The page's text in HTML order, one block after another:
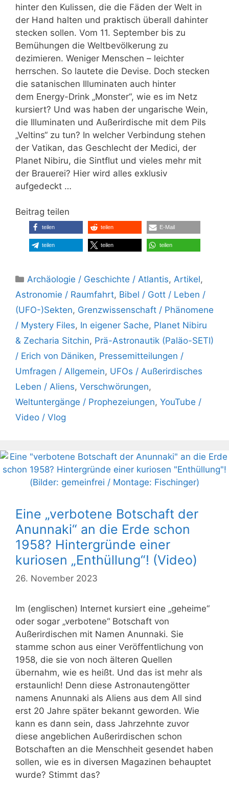
hinter den Kulissen, die die Fäden der Welt in
der Hand halten und praktisch überall dahinter
stecken sollen. Vom 11. September bis zu
Bemühungen die Weltbevölkerung zu
dezimieren. Weniger Menschen – leichter
herrschen. So lautete die Devise. Doch stecken
die satanischen Illuminaten auch hinter
dem Energy-Drink „Monster“, wie es im Netz
kursiert? Und was haben der ungarische Wein,
die Illuminaten und Außerirdische mit dem Pils
„Veltins“ zu tun? In welcher Verbindung stehen
der Vatikan, das Geschlecht der Medici, der
Planet Nibiru, die Sintflut und vieles mehr mit
der Brauerei? Hier wird alles exklusiv
aufgedeckt …
Beitrag teilen
teilen teilen E-Mail
teilen teilen teilen
Kategorien
Archäologie / Geschichte / Atlantis,Artikel,
Astronomie / Raumfahrt, Bibel / Gott / Leben /
(UFO-)Sekten, Grenzwissenschaft / Phänomene
/ Mystery Files, In eigener Sache, Planet Nibiru
& Zecharia Sitchin, Prä-Astronautik (Paläo-SETI)
/ Erich von Däniken, Pressemitteilungen /
Umfragen / Allgemein, UFOs / Außerirdisches
Leben / Aliens, Verschwörungen,
Weltuntergänge / Prophezeiungen, YouTube /
Video / Vlog
Eine „verbotene Botschaft der
Anunnaki“ an die Erde schon
1958? Hintergründe einer
kuriosen „Enthüllung“! (Video)
26. November 2023
Im (englischen) Internet kursiert eine „geheime“
oder sogar „verbotene“ Botschaft von
Außerirdischen mit Namen Anunnaki. Sie
stamme schon aus einer Veröffentlichung von
1958, die sie von noch älteren Quellen
übernahm, wie es heißt. Und das ist mehr als
erstaunlich! Denn diese Astronautengötter
namens Anunnaki als Aliens aus dem All sind
erst 20 Jahre später bekannt geworden. Wie
kann es dann sein, dass Jahrzehnte zuvor
diese angeblichen Außerirdischen schon
Botschaften an die Menschheit gesendet haben
sollen, wie es in diversen Magazinen behauptet
wurde? Stimmt das?